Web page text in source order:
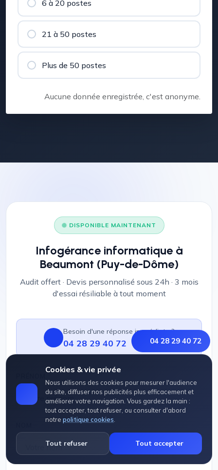
04 28 29 40 72
Cookies & vie privée
Nous utilisons des cookies pour mesurer l'audience
du site, diffuser nos publicités plus efficacement et
améliorer votre navigation. Vous gardez la main :
tout accepter, tout refuser, ou consulter d'abord
notre politique cookies
Tout refuser Tout accepter
6 à 20 postes
21 à 50 postes
Plus de 50 postes
Aucune donnée enregistrée, c'est anonyme.
DISPONIBLE MAINTENANT
Infogérance informatique à
Beaumont (Puy-de-Dôme)
Audit offert · Devis personnalisé sous 24h · 3 mois
d'essai résiliable à tout moment
Besoin d'une réponse immédiate ?
04 28 29 40 72